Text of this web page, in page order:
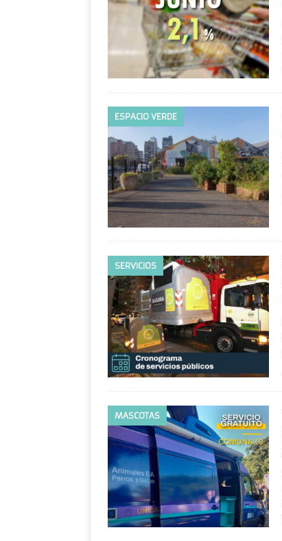
ESPACIO VERDE
SERVICIOS
MASCOTAS